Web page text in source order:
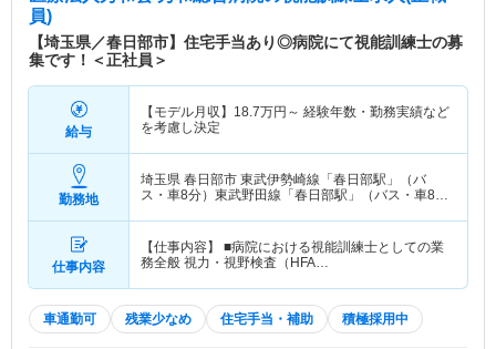
員)
【埼玉県／春日部市】住宅手当あり◎病院にて視能訓練士の募
集です！＜正社員＞
給与
【モデル月収】 18.7万円～ 経験年数・勤務実績など
を考慮し決定
勤務地
埼玉県 春日部市 東武伊勢崎線「春日部駅」（バ
ス・車8分）東武野田線「春日部駅」（バス・車8
仕事内容
【仕事内容】 ■病院における視能訓練士としての業
務全般 視力・視野検査（HFA…
車通勤可 残業少なめ 住宅手当・補助 積極採用中